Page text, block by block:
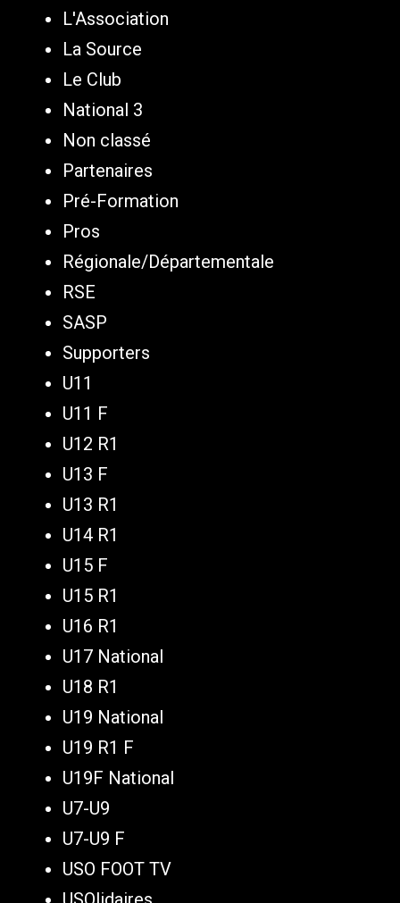
L'Association
La Source
Le Club
National 3
Non classé
Partenaires
Pré-Formation
Pros
Régionale/Départementale
RSE
SASP
Supporters
U11
U11 F
U12 R1
U13 F
U13 R1
U14 R1
U15 F
U15 R1
U16 R1
U17 National
U18 R1
U19 National
U19 R1 F
U19F National
U7-U9
U7-U9 F
USO FOOT TV